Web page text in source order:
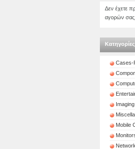
Δεν έχετε
αγορών σας.
Κατηγορίες
Cases-
Imaging
Mobile